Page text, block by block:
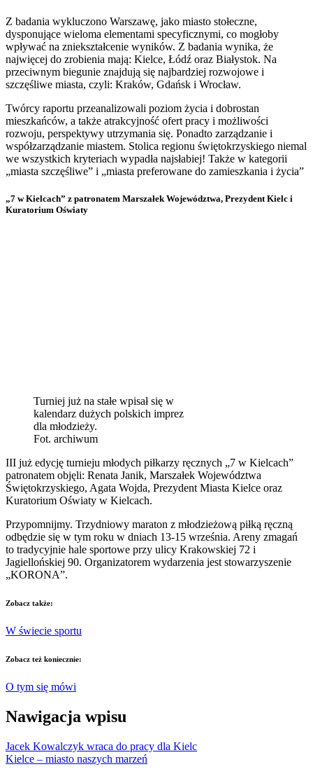
Z badania wykluczono Warszawę, jako miasto stołeczne,
dysponujące wieloma elementami specyficznymi, co mogłoby
wpływać na zniekształcenie wyników. Z badania wynika, że
najwięcej do zrobienia mają: Kielce, Łódź oraz Białystok. Na
przeciwnym biegunie znajdują się najbardziej rozwojowe i
szczęśliwe miasta, czyli: Kraków, Gdańsk i Wrocław.
Twórcy raportu przeanalizowali poziom życia i dobrostan
mieszkańców, a także atrakcyjność ofert pracy i możliwości
rozwoju, perspektywy utrzymania się. Ponadto zarządzanie i
współzarządzanie miastem. Stolica regionu świętokrzyskiego niemal
we wszystkich kryteriach wypadła najsłabiej! Także w kategorii
„miasta szczęśliwe” i „miasta preferowane do zamieszkania i życia”
„7 w Kielcach” z patronatem Marszałek Województwa, Prezydent Kielc i
Kuratorium Oświaty
Turniej już na stałe wpisał się w
kalendarz dużych polskich imprez
dla młodzieży.
Fot. archiwum
III już edycję turnieju młodych piłkarzy ręcznych „7 w Kielcach”
patronatem objęli: Renata Janik, Marszałek Województwa
Świętokrzyskiego, Agata Wojda, Prezydent Miasta Kielce oraz
Kuratorium Oświaty w Kielcach.
Przypomnijmy. Trzydniowy maraton z młodzieżową piłką ręczną
odbędzie się w tym roku w dniach 13-15 września. Areny zmagań
to tradycyjnie hale sportowe przy ulicy Krakowskiej 72 i
Jagiellońskiej 90. Organizatorem wydarzenia jest stowarzyszenie
„KORONA”.
Zobacz także:
W świecie sportu
Zobacz też koniecznie:
O tym się mówi
Nawigacja wpisu
Jacek Kowalczyk wraca do pracy dla Kielc
Kielce – miasto naszych marzeń